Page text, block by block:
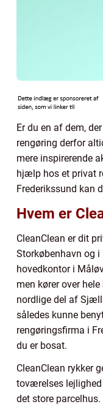
Er du en af dem,
rengøring derfor
mere inspirerende
hjælp hos et privat
Frederikssund kan
Hvem er
CleanClean er dit
Storkøbenhavn og
hovedkontor i
men kører over
nordlige del af
således kunne
rengøringsfirma i
du er bosat.
CleanClean rykker
toværelses
det store